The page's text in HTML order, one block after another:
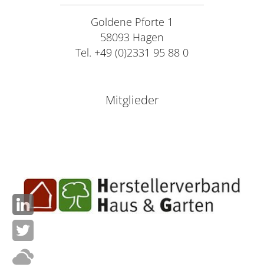
Goldene Pforte 1
58093 Hagen
Tel. +49 (0)2331 95 88 0
Mitglieder